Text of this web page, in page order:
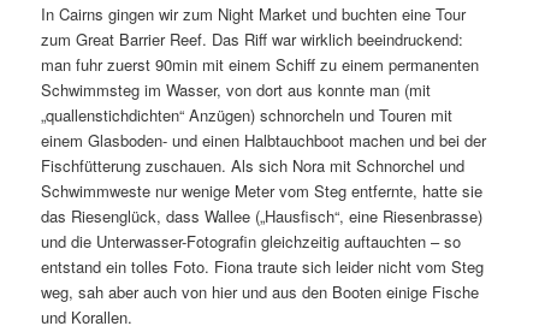
In Cairns gingen wir zum Night Market und buchten eine Tour
zum Great Barrier Reef. Das Riff war wirklich beeindruckend:
man fuhr zuerst 90min mit einem Schiff zu einem permanenten
Schwimmsteg im Wasser, von dort aus konnte man (mit
„quallenstichdichten“ Anzügen) schnorcheln und Touren mit
einem Glasboden- und einen Halbtauchboot machen und bei der
Fischfütterung zuschauen. Als sich Nora mit Schnorchel und
Schwimmweste nur wenige Meter vom Steg entfernte, hatte sie
das Riesenglück, dass Wallee („Hausfisch“, eine Riesenbrasse)
und die Unterwasser-Fotografin gleichzeitig auftauchten – so
entstand ein tolles Foto. Fiona traute sich leider nicht vom Steg
weg, sah aber auch von hier und aus den Booten einige Fische
und Korallen.